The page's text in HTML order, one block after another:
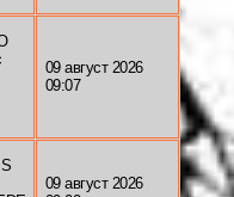
09 август 2026
09:07
09 август 2026